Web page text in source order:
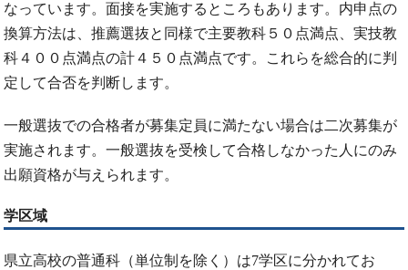
なっています。面接を実施するところもあります。内申点の
換算方法は、推薦選抜と同様で主要教科５０点満点、実技教
科４００点満点の計４５０点満点です。これらを総合的に判
定して合否を判断します。
一般選抜での合格者が募集定員に満たない場合は二次募集が
実施されます。一般選抜を受検して合格しなかった人にのみ
出願資格が与えられます。
学区域
県立高校の普通科（単位制を除く）は7学区に分かれてお